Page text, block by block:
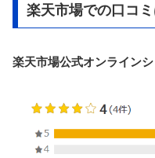
楽天市場での口コミ
楽天市場公式オンライン